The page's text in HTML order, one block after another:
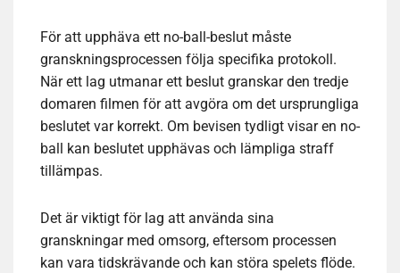
För att upphäva ett no-ball-beslut måste
granskningsprocessen följa specifika protokoll.
När ett lag utmanar ett beslut granskar den tredje
domaren filmen för att avgöra om det ursprungliga
beslutet var korrekt. Om bevisen tydligt visar en no-
ball kan beslutet upphävas och lämpliga straff
tillämpas.
Det är viktigt för lag att använda sina
granskningar med omsorg, eftersom processen
kan vara tidskrävande och kan störa spelets flöde.